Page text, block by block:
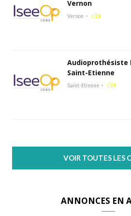
Vernon
Vernon CDI
Audioprothésiste
Saint-Etienne
Saint-Etienne CDI
VOIR TOUTES LES
ANNONCES EN